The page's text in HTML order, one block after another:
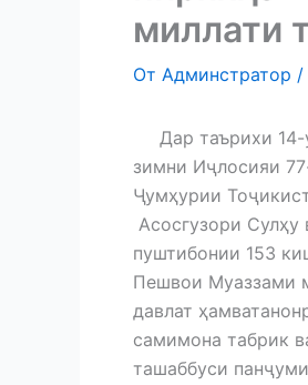
миллати
От Админстратор /
Дар таърихи
зимни Иҷлосияи
Ҷумҳурии
Асосгузори
пуштибонии 153
Пешвои Муаззами
давлат
самимона табрик
ташаббуси